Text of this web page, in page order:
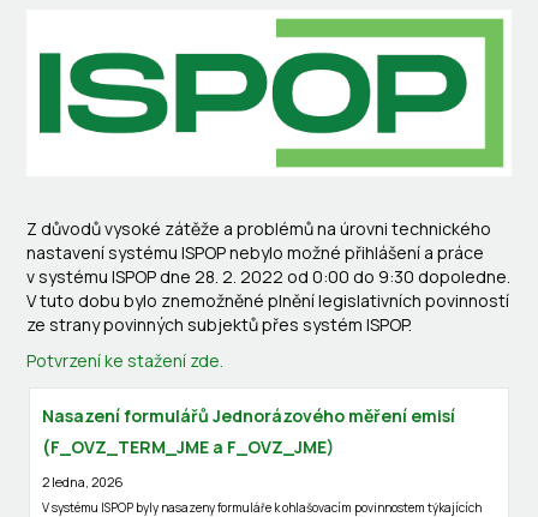
Z důvodů vysoké zátěže a problémů na úrovni technického
nastavení systému ISPOP nebylo možné přihlášení a práce
v systému ISPOP dne 28. 2. 2022 od 0:00 do 9:30 dopoledne.
V tuto dobu bylo znemožněné plnění legislativních povinností
ze strany povinných subjektů přes systém ISPOP.
Potvrzení ke stažení zde.
Nasazení formulářů Jednorázového měření emisí
(F_OVZ_TERM_JME a F_OVZ_JME)
2 ledna, 2026
V systému ISPOP byly nasazeny formuláře k ohlašovacím povinnostem týkajících